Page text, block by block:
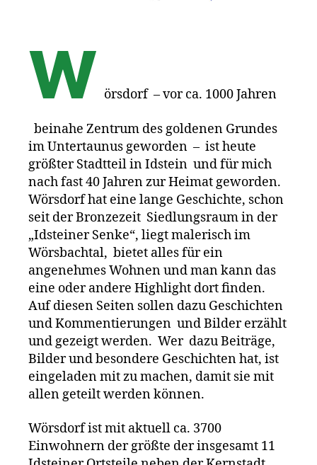
W örsdorf – vor ca. 1000 Jahren
beinahe Zentrum des goldenen Grundes
im Untertaunus geworden – ist heute
größter Stadtteil in Idstein und für mich
nach fast 40 Jahren zur Heimat geworden.
Wörsdorf hat eine lange Geschichte, schon
seit der Bronzezeit Siedlungsraum in der
„Idsteiner Senke“, liegt malerisch im
Wörsbachtal, bietet alles für ein
angenehmes Wohnen und man kann das
eine oder andere Highlight dort finden.
Auf diesen Seiten sollen dazu Geschichten
und Kommentierungen und Bilder erzählt
und gezeigt werden. Wer dazu Beiträge,
Bilder und besondere Geschichten hat, ist
eingeladen mit zu machen, damit sie mit
allen geteilt werden können.
Wörsdorf ist mit aktuell ca. 3700
Einwohnern der größte der insgesamt 11